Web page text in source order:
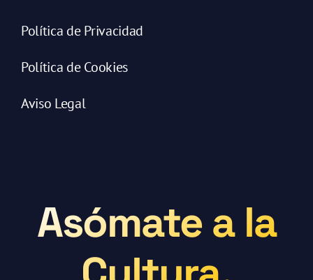
Política de Privacidad
Política de Cookies
Aviso Legal
Asómate a la